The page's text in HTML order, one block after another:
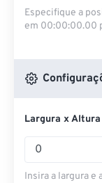
Especifique a
em 00:00:00.00
Largura x
Insira a largura e